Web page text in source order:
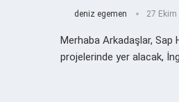
deniz egemen 27 Ekim
Merhaba Arkadaşlar, Sap
projelerinde yer alacak,